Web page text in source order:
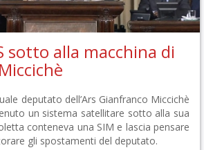
sotto alla macchina di
deputato dell’Ars Gianfranco Miccichè
un sistema satellitare sotto alla sua
conteneva una SIM e lascia pensare
gli spostamenti del deputato.